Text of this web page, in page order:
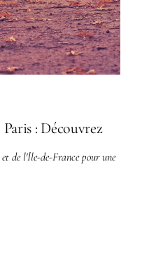
: Découvrez
de l'Île-de-France pour une